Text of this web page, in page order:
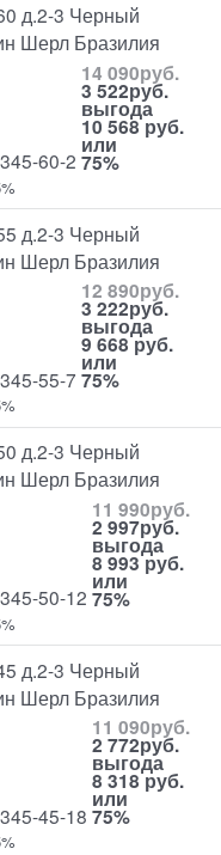
д.2-3 Черный
Шерл Бразилия
60-2
14 090руб.
3 522руб.
выгода
10 568 руб.
или
75%
д.2-3 Черный
Шерл Бразилия
55-7
12 890руб.
3 222руб.
выгода
9 668 руб.
или
75%
д.2-3 Черный
Шерл Бразилия
50-12
11 990руб.
2 997руб.
выгода
8 993 руб.
или
75%
д.2-3 Черный
Шерл Бразилия
45-18
11 090руб.
2 772руб.
выгода
8 318 руб.
или
75%